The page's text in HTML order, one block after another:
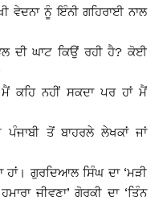
ਵੇਦਨਾ ਨੂੰ ਇੰਨੀ ਗਹਿਰਾਈ ਨਾਲ
ਦੀ ਘਾਟ ਕਿਉਂ ਰਹੀ ਹੈ? ਕੋਈ
ਕਹਿ ਨਹੀਂ ਸਕਦਾ ਪਰ ਹਾਂ ਮੈਂ
ਤੋਂ ਬਾਹਰਲੇ ਲੇਖਕਾਂ ਜਾਂ
ਹਾਂ। ਗੁਰਦਿਆਲ ਸਿੰਘ ਦਾ ‘ਮੜੀ
ਜੀਵਣਾ’ ਗੋਰਕੀ ਦਾ ‘ਤਿੰਨ